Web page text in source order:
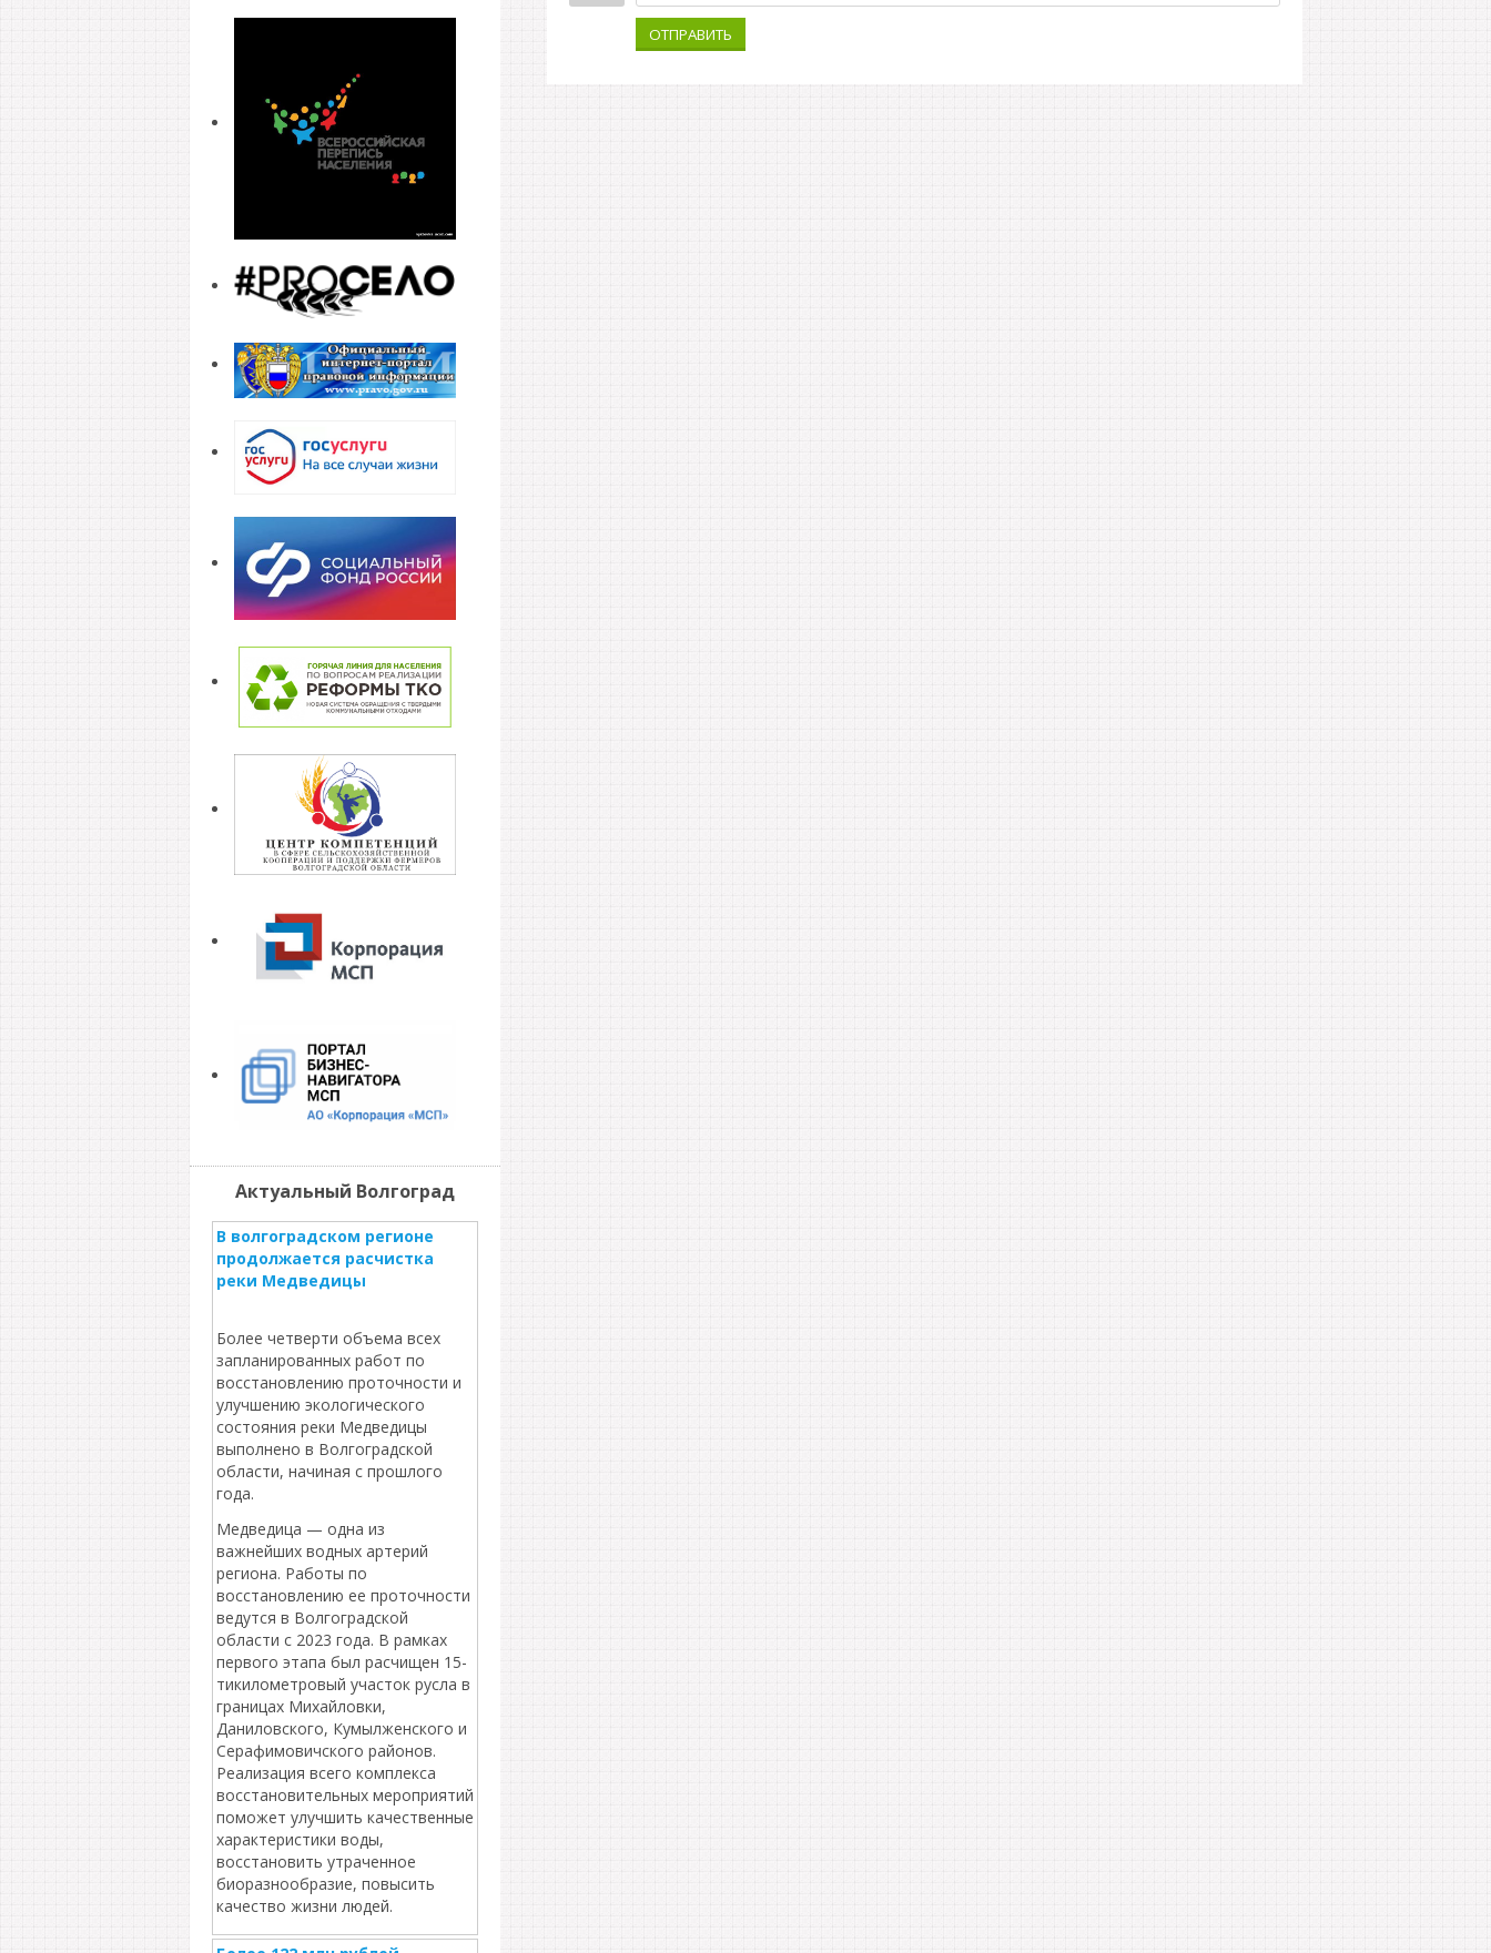
ОТПРАВИТЬ
Актуальный Волгоград
В волгоградском регионе
продолжается расчистка
реки Медведицы
Более четверти объема всех
запланированных работ по
восстановлению проточности и
улучшению экологического
состояния реки Медведицы
выполнено в Волгоградской
области, начиная с прошлого
года.
Медведица — одна из
важнейших водных артерий
региона. Работы по
восстановлению ее проточности
ведутся в Волгоградской
области с 2023 года. В рамках
первого этапа был расчищен 15-
тикилометровый участок русла в
границах Михайловки,
Даниловского, Кумылженского и
Серафимовичского районов.
Реализация всего комплекса
восстановительных мероприятий
поможет улучшить качественные
характеристики воды,
восстановить утраченное
биоразнообразие, повысить
качество жизни людей.